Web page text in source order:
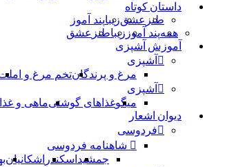
داستان کوتاه
طنز عشقزیباپند آموز
همهپند آموز زیباطنز عشق
آموزش آشپزی
آشپزی
مرغ و پرندگانتخم مرغ و
آشپزی
میگوغذاهای گوشتیماهی و
دیوان اشعار
فردوسی
شاهنامه فردوسی
جمشید اسکندر اشکانیان